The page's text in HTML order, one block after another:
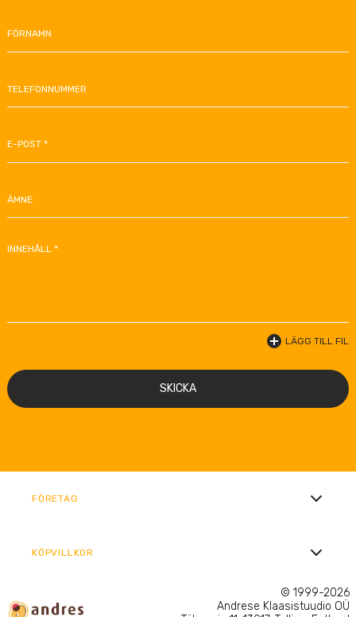
FÖRNAMN
TELEFONNUMMER
E-POST *
ÄMNE
INNEHÅLL *
LÄGG TILL FIL
SKICKA
FÖRETAG
KÖPVILLKOR
© 1999-2026
Andrese Klaasistuudio OÜ